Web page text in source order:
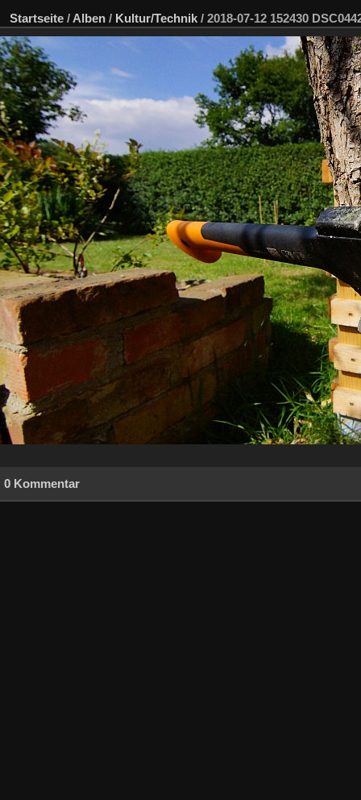
Startseite / Alben / Kultur/Technik / 2018-07-12 152430
0 Kommentar